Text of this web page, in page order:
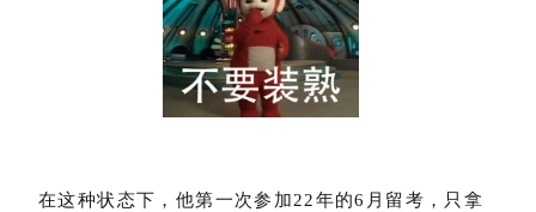
在这种状态下，他第一次参加22年的6月留考，只拿